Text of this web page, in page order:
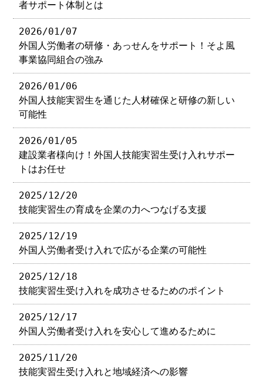
者サポート体制とは
2026/01/07
外国人労働者の研修・あっせんをサポート！そよ風
事業協同組合の強み
2026/01/06
外国人技能実習生を通じた人材確保と研修の新しい
可能性
2026/01/05
建設業者様向け！外国人技能実習生受け入れサポー
トはお任せ
2025/12/20
技能実習生の育成を企業の力へつなげる支援
2025/12/19
外国人労働者受け入れで広がる企業の可能性
2025/12/18
技能実習生受け入れを成功させるためのポイント
2025/12/17
外国人労働者受け入れを安心して進めるために
2025/11/20
技能実習生受け入れと地域経済への影響